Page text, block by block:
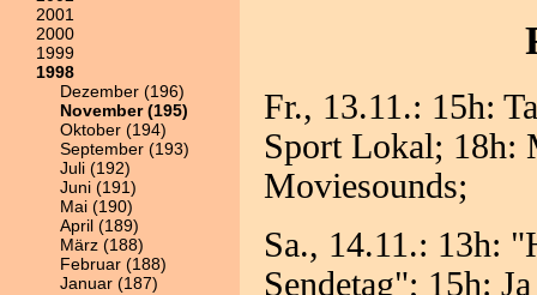
2001
2000
1999
1998
Dezember (196)
November (195)
Oktober (194)
September (193)
Juli (192)
Juni (191)
Mai (190)
April (189)
März (188)
Februar (188)
Januar (187)
Fr., 13.11.: 15h:
Sport Lokal; 18h:
Moviesounds;
Sa., 14.11.: 13h:
Sendetag"; 15h: